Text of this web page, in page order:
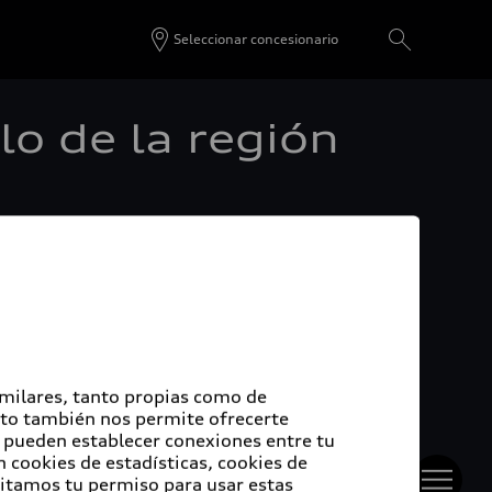
Seleccionar concesionario
de la región
Audi México tiene como meta contratar
como colaboradores, de los cuales 127
que venir de la región. Para ello se han
Así como apoyar a los interesados a
de entrenamiento, al que pueden llegar en
tanto propias como de
también nos permite ofrecerte
establecer conexiones entre tu
de estadísticas, cookies de
tu permiso para usar estas